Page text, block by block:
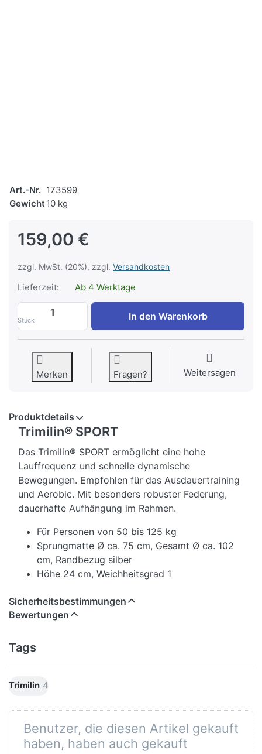
Art.-Nr. 173599
Gewicht 10 kg
159,00 €
zzgl. MwSt. (20%), zzgl. Versandkosten
Lieferzeit: Ab 4 Werktage
Stück
Trimilin Sport zu 159,00 €, Menge 1.
In den Warenkorb
Merken Fragen? Weitersagen
Produktdetails
Trimilin® SPORT
Das Trimilin® SPORT ermöglicht eine hohe
Lauffrequenz und schnelle dynamische
Bewegungen. Empfohlen für das Ausdauertraining
und Aerobic. Mit besonders robuster Federung,
dauerhafte Aufhängung im Rahmen.
Für Personen von 50 bis 125 kg
Sprungmatte Ø ca. 75 cm, Gesamt Ø ca. 102
cm, Randbezug silber
Höhe 24 cm, Weichheitsgrad 1
Sicherheitsbestimmungen
Bewertungen
Tags
Trimilin 4
Benutzer, die diesen Artikel gekauft
haben, haben auch gekauft